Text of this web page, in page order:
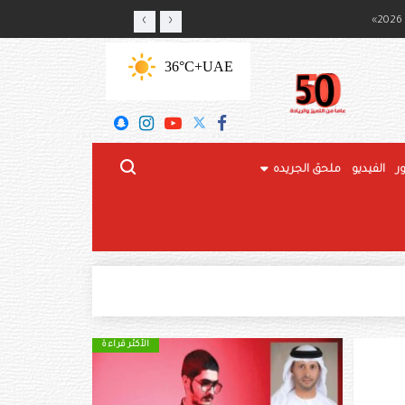
المحلي ‹ ›
UAE
+36°C
الفيديو ملحق الجريده
الأكثر قراءة